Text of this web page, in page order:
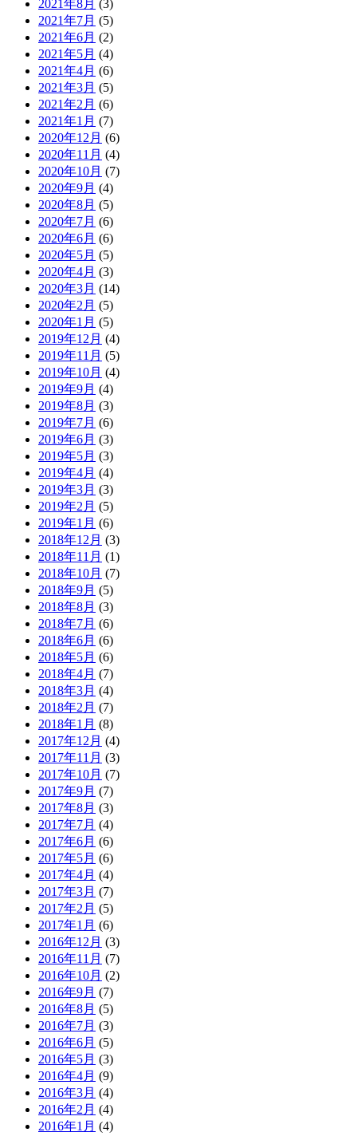
2021年8月 (3)
2021年7月 (5)
2021年6月 (2)
2021年5月 (4)
2021年4月 (6)
2021年3月 (5)
2021年2月 (6)
2021年1月 (7)
2020年12月 (6)
2020年11月 (4)
2020年10月 (7)
2020年9月 (4)
2020年8月 (5)
2020年7月 (6)
2020年6月 (6)
2020年5月 (5)
2020年4月 (3)
2020年3月 (14)
2020年2月 (5)
2020年1月 (5)
2019年12月 (4)
2019年11月 (5)
2019年10月 (4)
2019年9月 (4)
2019年8月 (3)
2019年7月 (6)
2019年6月 (3)
2019年5月 (3)
2019年4月 (4)
2019年3月 (3)
2019年2月 (5)
2019年1月 (6)
2018年12月 (3)
2018年11月 (1)
2018年10月 (7)
2018年9月 (5)
2018年8月 (3)
2018年7月 (6)
2018年6月 (6)
2018年5月 (6)
2018年4月 (7)
2018年3月 (4)
2018年2月 (7)
2018年1月 (8)
2017年12月 (4)
2017年11月 (3)
2017年10月 (7)
2017年9月 (7)
2017年8月 (3)
2017年7月 (4)
2017年6月 (6)
2017年5月 (6)
2017年4月 (4)
2017年3月 (7)
2017年2月 (5)
2017年1月 (6)
2016年12月 (3)
2016年11月 (7)
2016年10月 (2)
2016年9月 (7)
2016年8月 (5)
2016年7月 (3)
2016年6月 (5)
2016年5月 (3)
2016年4月 (9)
2016年3月 (4)
2016年2月 (4)
2016年1月 (4)